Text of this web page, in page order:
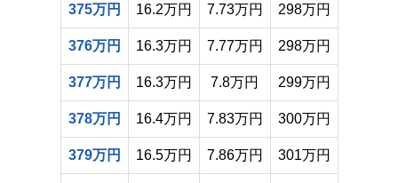
375万円 16.2万円 7.73万円 298万円
376万円 16.3万円 7.77万円 298万円
377万円 16.3万円 7.8万円 299万円
378万円 16.4万円 7.83万円 300万円
379万円 16.5万円 7.86万円 301万円